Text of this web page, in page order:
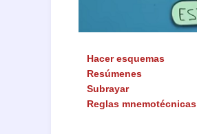
Hacer esquemas
Resúmenes
Subrayar
Reglas mnemotécnicas